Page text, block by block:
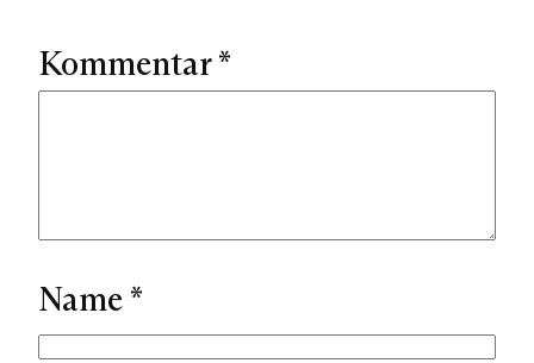
Kommentar*
Name *